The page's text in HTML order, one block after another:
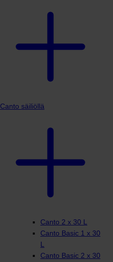
Canto säiliöllä
Canto 2 x 30 L
Canto Basic 1 x 30
L
Canto Basic 2 x 30